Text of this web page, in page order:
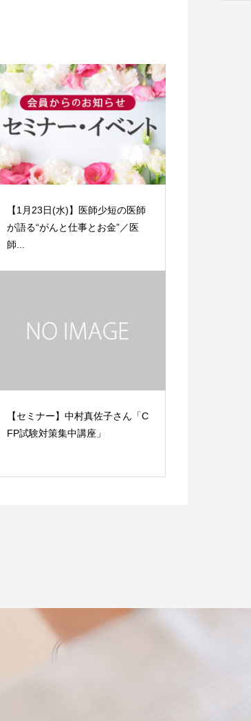
【1月23日(水)】医師少短の医師
が語る“がんと仕事とお金”／医
師...
【セミナー】中村真佐子さん「C
FP試験対策集中講座」